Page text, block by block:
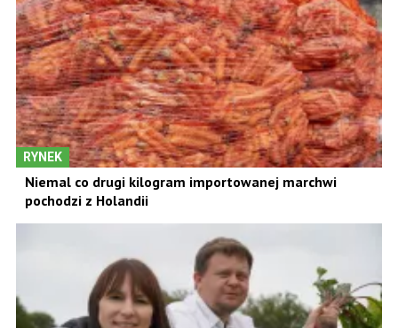
RYNEK
Niemal co drugi kilogram importowanej marchwi
pochodzi z Holandii